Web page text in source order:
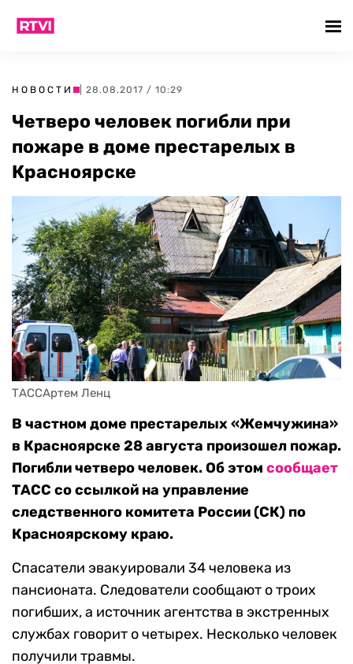
НОВОСТИ | 28.08.2017 / 10:29
Четверо человек погибли при
пожаре в доме престарелых в
Красноярске
ТАССАртем Ленц
В частном доме престарелых «Жемчужина»
в Красноярске 28 августа произошел пожар.
Погибли четверо человек. Об этом сообщает
ТАСС со ссылкой на управление
следственного комитета России (СК) по
Красноярскому краю.
Спасатели эвакуировали 34 человека из
пансионата. Следователи сообщают о троих
погибших, а источник агентства в экстренных
службах говорит о четырех. Несколько человек
получили травмы.